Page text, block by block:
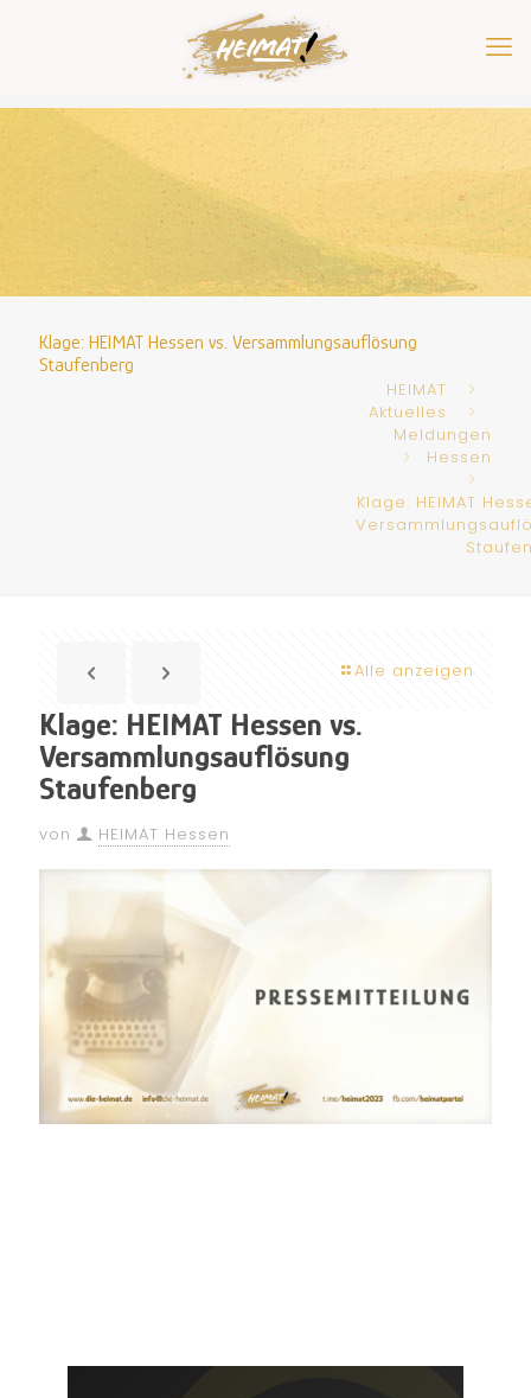
Klage: HEIMAT Hessen vs. Versammlungsauflösung
Staufenberg
HEIMAT
Aktuelles
Meldungen
Hessen
Klage: HEIMAT
Alle anzeigen
Klage: HEIMAT Hessen vs.
Versammlungsauflösung
Staufenberg
von HEIMAT Hessen